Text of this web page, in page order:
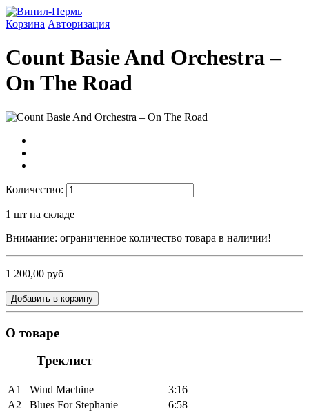
Корзина Авторизация
Count Basie And Orchestra –
On The Road
Количество:
1 шт на складе
Внимание: ограниченное количество товара в наличии!
1 200,00 руб
Добавить в корзину
О товаре
Треклист
A1 Wind Machine
3:16
A2
Blues For Stephanie
6:58